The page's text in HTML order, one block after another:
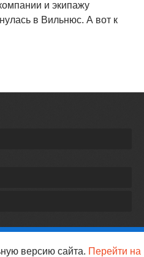
и экипажу
в Вильнюс. А вот к
версию сайта. Перейти на